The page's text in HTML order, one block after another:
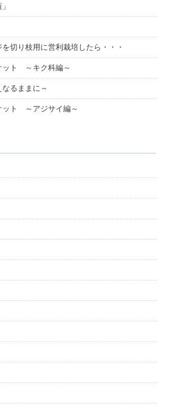
切り枝用に営利栽培したら・・・
ット ～キク科編～
るままに～
ット ～アジサイ編～